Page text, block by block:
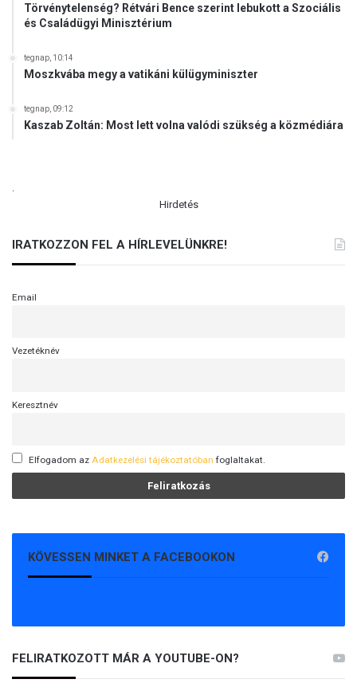
Törvénytelenség? Rétvári Bence szerint lebukott a Szociális
és Családügyi Minisztérium
tegnap, 10:14
Moszkvába megy a vatikáni külügyminiszter
tegnap, 09:12
Kaszab Zoltán: Most lett volna valódi szükség a közmédiára
Hirdetés
IRATKOZZON FEL A HÍRLEVELÜNKRE!
Email
Vezetéknév
Keresztnév
Elfogadom az Adatkezelési tájékoztatóban foglaltakat.
KÖVESSEN MINKET A FACEBOOKON
FELIRATKOZOTT MÁR A YOUTUBE-ON?